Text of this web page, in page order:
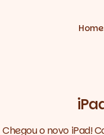
Home
Chegou o novo iPad!